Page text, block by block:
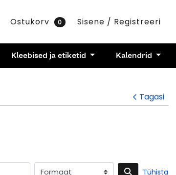
ühendust
Ostukorv 0 Sisene / Registreeri
Kleebised ja etiketid Kalendrid
Tagasi
Tühista